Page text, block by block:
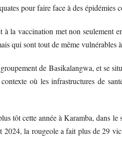
pour faire face à des épidémies
à la vaccination met non seulement
qui sont tout de même vulnérables
de Basikalangwa, et se
où les infrastructures de
tôt cette année à Karamba, dans
la rougeole a fait plus de 29